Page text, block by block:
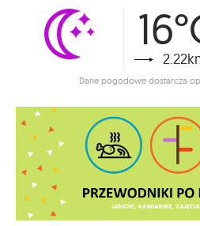
Dane pogodowe dostarcza